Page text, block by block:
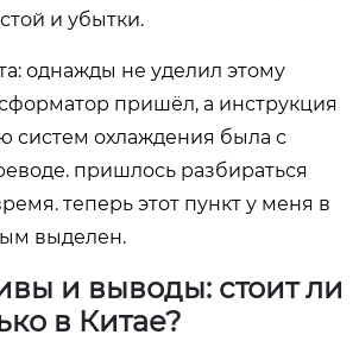
и убытки.
однажды не уделил этому
пришёл, а инструкция
систем охлаждения была с
пришлось разбираться
теперь этот пункт у меня в
выделен.
и выводы: стоит ли
в Китае?